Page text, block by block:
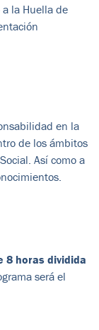
la Huella de
en la
de los ámbitos
Así como a
8 horas dividida
será el